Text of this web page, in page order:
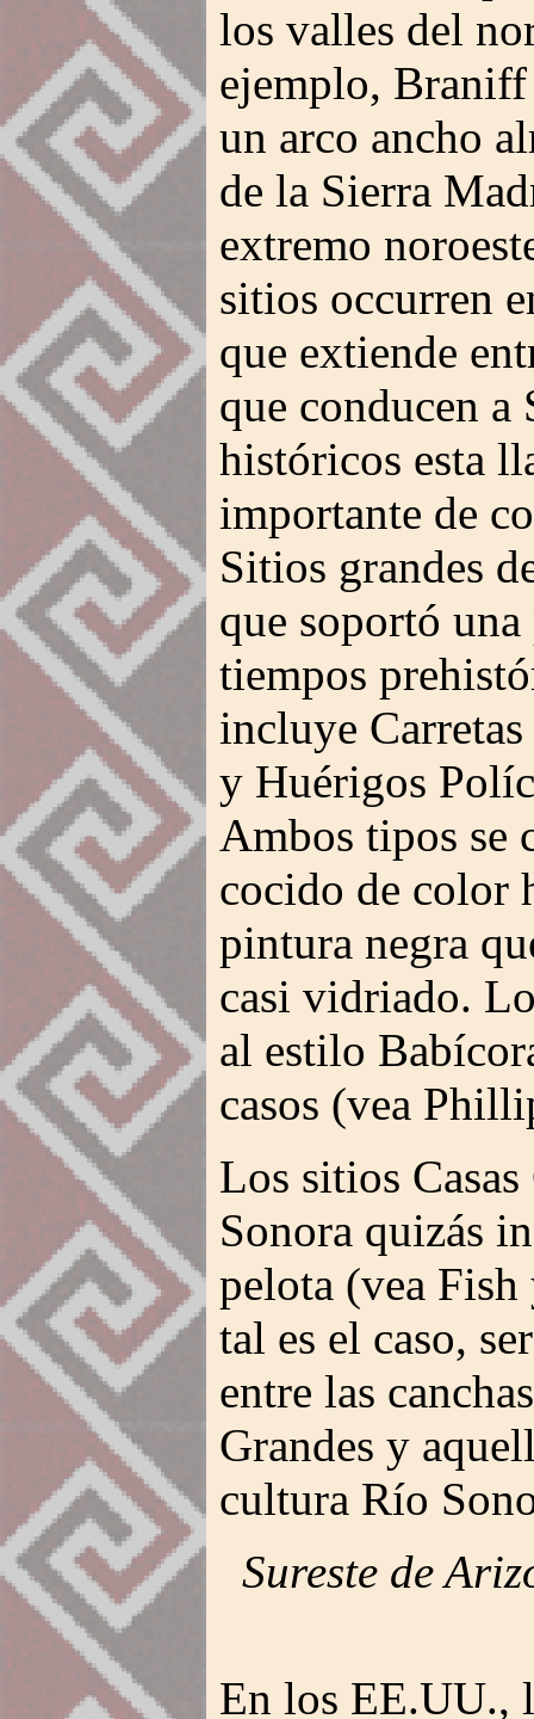
los valles del
ejemplo,
un arco ancho
de la Sierra
extremo
sitios occurren
que extiende
que conducen a
históricos esta
importante de
Sitios grandes
que soportó
tiempos
incluye
y Huérigos
Ambos tipos se
cocido de color
pintura negra
casi vidriado.
al estilo
casos (vea
Los sitios
Sonora quizás
pelota (vea
tal es el caso,
entre las
Grandes y
cultura Río
Sureste de
En los EE.UU.,